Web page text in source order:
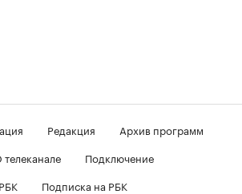
Редакция
Архив программ
Подключение
Подписка на РБК